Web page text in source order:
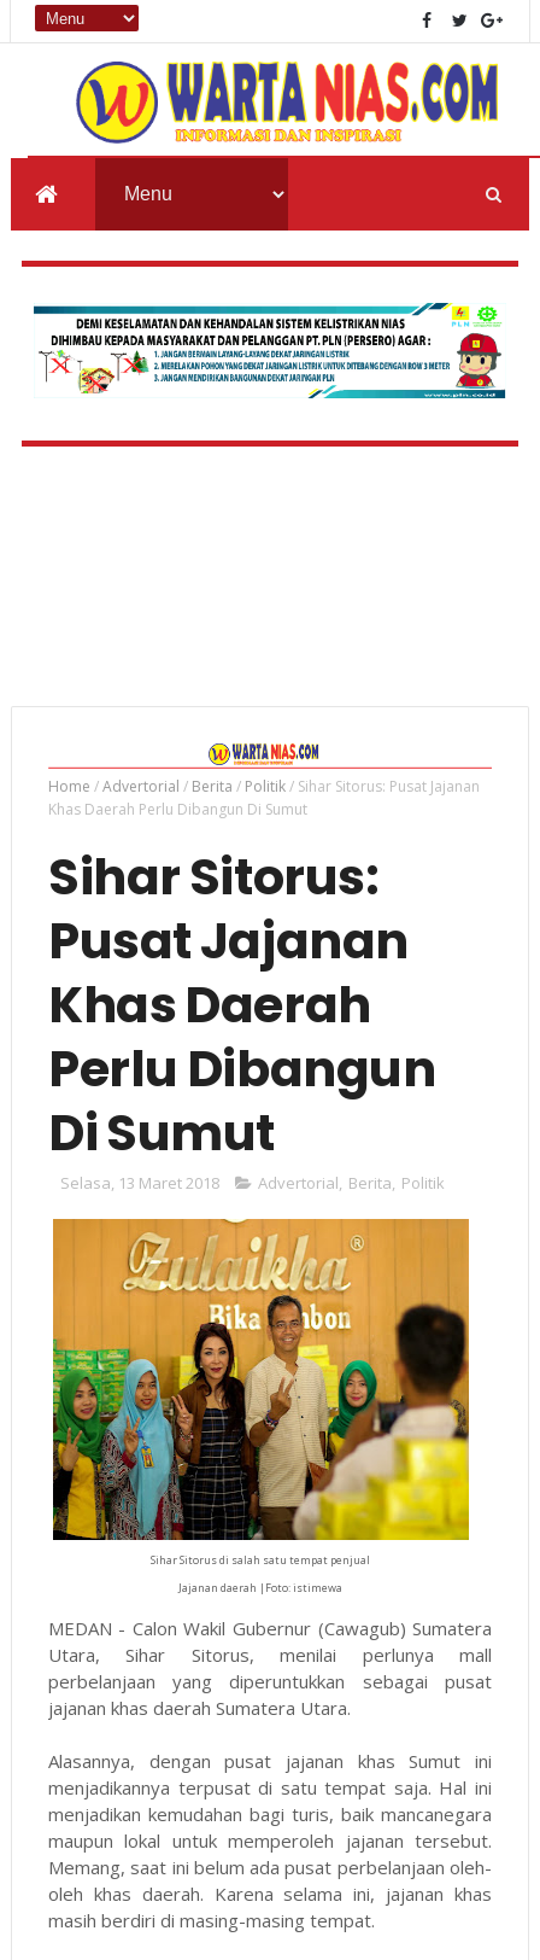
Home /Advertorial / Berita / Politik/ Sihar Sitorus: Pusat Jajanan
Khas Daerah Perlu Dibangun Di Sumut
Sihar Sitorus:
Pusat Jajanan
Khas Daerah
Perlu Dibangun
Di Sumut
Selasa, 13 Maret 2018 Advertorial, Berita, Politik
Sihar Sitorus di salah satu tempat penjual
Jajanan daerah |Foto: istimewa
MEDAN - Calon Wakil Gubernur (Cawagub) Sumatera
Utara, Sihar Sitorus, menilai perlunya mall
perbelanjaan yang diperuntukkan sebagai pusat
jajanan khas daerah Sumatera Utara.
Alasannya, dengan pusat jajanan khas Sumut ini
menjadikannya terpusat di satu tempat saja. Hal ini
menjadikan kemudahan bagi turis, baik mancanegara
maupun lokal untuk memperoleh jajanan tersebut.
Memang, saat ini belum ada pusat perbelanjaan oleh-
oleh khas daerah. Karena selama ini, jajanan khas
masih berdiri di masing-masing tempat.